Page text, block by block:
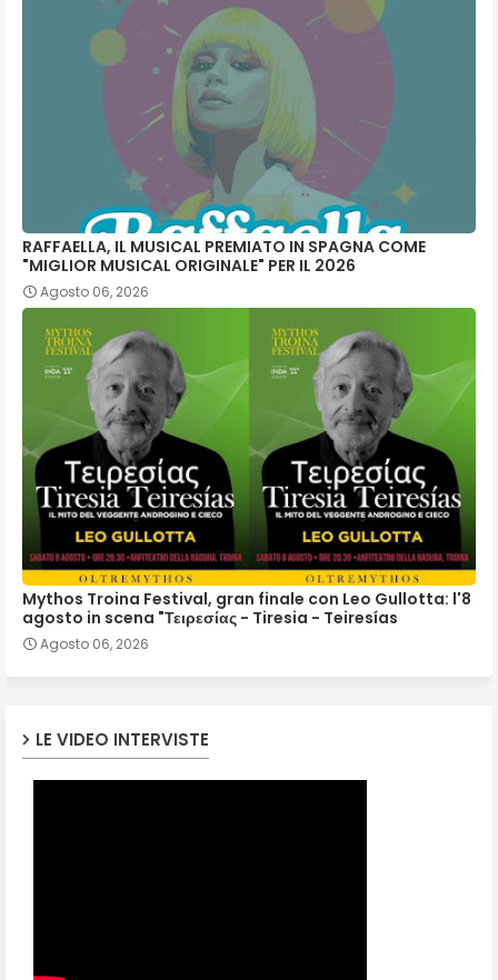
RAFFAELLA, IL MUSICAL PREMIATO IN SPAGNA COME
"MIGLIOR MUSICAL ORIGINALE" PER IL 2026
Agosto 06, 2026
Mythos Troina Festival, gran finale con Leo Gullotta: l'8
agosto in scena "Τειρεσίας - Tiresia - Teiresías
Agosto 06, 2026
LE VIDEO INTERVISTE